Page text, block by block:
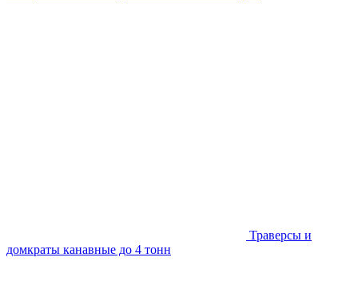
Траверсы и
домкраты канавные до 4 тонн